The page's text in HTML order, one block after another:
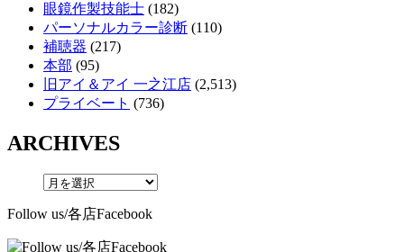
眼鏡作製技能士 (182)
パーソナルカラー診断 (110)
補聴器 (217)
本部 (95)
旧アイ＆アイ 一之江店 (2,513)
プライベート (736)
ARCHIVES
Follow us/各店Facebook